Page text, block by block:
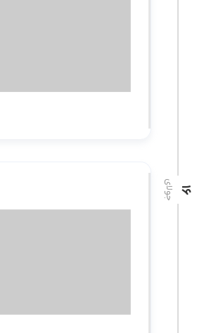
16 جولای